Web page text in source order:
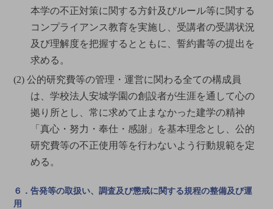
本学の不正対策に関する方針及びルール等に関する
コンプライアンス教育を実施し、受講者の受講状況
及び理解度を把握するとともに、誓約書等の提出を
求める。
(2) 公的研究費等の管理・運営に関わる全ての構成員
は、学校法人安城学園の創設者が生涯を通して心の
拠り所とし、常に求めて止まなかった建学の精神
「真心・努力・奉仕・感謝」を基本理念とし、公的
研究費等の不正使用等を行わないよう行動規範を定
める。
６．告発等の取扱い、調査及び懲戒に関する規程の整備及び運
用